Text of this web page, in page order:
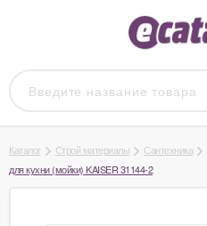
Каталог Строй материалы Сантехника
для кухни (мойки) KAISER 31144-2